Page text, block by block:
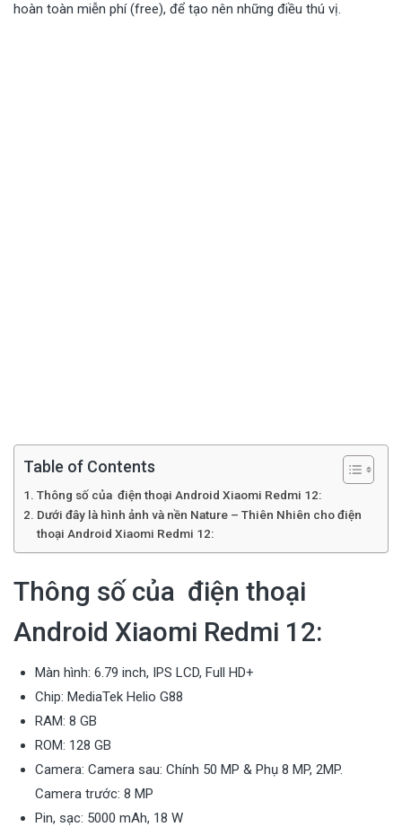
hoàn toàn miễn phí (free), để tạo nên những điều thú vị.
Table of Contents
Thông số của điện thoại Android Xiaomi Redmi 12:
Dưới đây là hình ảnh và nền Nature – Thiên Nhiên cho điện
thoại Android Xiaomi Redmi 12:
Thông số của điện thoại
Android Xiaomi Redmi 12:
Màn hình: 6.79 inch, IPS LCD, Full HD+
Chip: MediaTek Helio G88
RAM: 8 GB
ROM: 128 GB
Camera: Camera sau: Chính 50 MP & Phụ 8 MP, 2MP.
Camera trước: 8 MP
Pin, sạc: 5000 mAh, 18 W